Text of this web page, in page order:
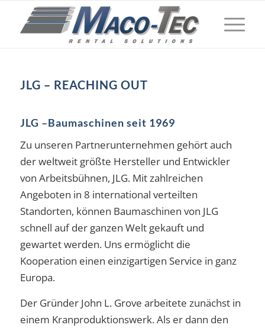
JLG – REACHING OUT
JLG –Baumaschinen seit 1969
Zu unseren Partnerunternehmen gehört auch
der weltweit größte Hersteller und Entwickler
von Arbeitsbühnen, JLG. Mit zahlreichen
Angeboten in 8 international verteilten
Standorten, können Baumaschinen von JLG
schnell auf der ganzen Welt gekauft und
gewartet werden. Uns ermöglicht die
Kooperation einen einzigartigen Service in ganz
Europa.
Der Gründer John L. Grove arbeitete zunächst in
einem Kranproduktionswerk. Als er dann den